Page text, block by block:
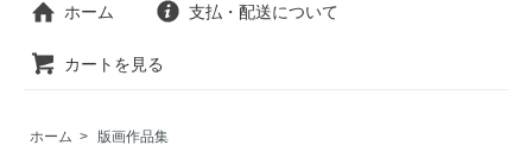
ホーム 支払・配送について
カートを見る
ホーム > 版画作品集